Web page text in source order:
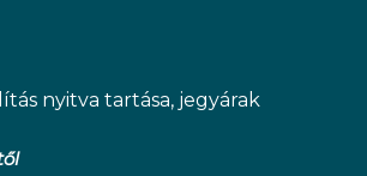
nyitva tartása, jegyárak